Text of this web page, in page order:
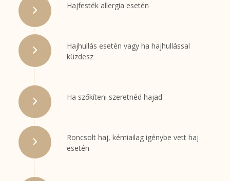
Hajfesték allergia esetén
Hajhullás esetén vagy ha hajhullással
küzdesz
Ha szőkíteni szeretnéd hajad
Roncsolt haj, kémiailag igénybe vett haj
esetén